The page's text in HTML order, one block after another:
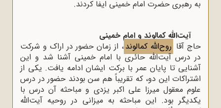
به رهبری حضرت امام خمینى ایفا کردند.
آیت‌الله کمالوند و امام خمینی
حاج آقا روح‌الله کمالوند، از زمان حضور در اراک و شرکت
در درس آیت‌الله حائری با امام خمینى آشنا شد و این
آشنایی تا پایان عمر با برکت ایشان ادامه یافت. یکی از
اشتراکات این دو، که تقریباً هم سن بودند حضور در درس
علوم معقول میرزا علی اکبر یزدی و مباحثه آن درس با
یکدیگر بود. این مباحثه به میزانی در روحیه آیت‌الله